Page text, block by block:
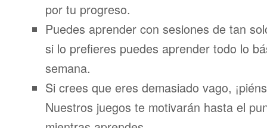
por tu progreso.
Puedes aprender con sesiones de tan
si lo prefieres puedes aprender todo lo
semana.
Si crees que eres demasiado vago,
Nuestros juegos te motivarán hasta el